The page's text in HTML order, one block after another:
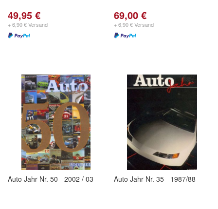
49,95 €
+ 6,90 € Versand
69,00 €
+ 6,90 € Versand
Auto Jahr Nr. 50 - 2002 / 03 Auto Jahr Nr. 35 - 1987/88